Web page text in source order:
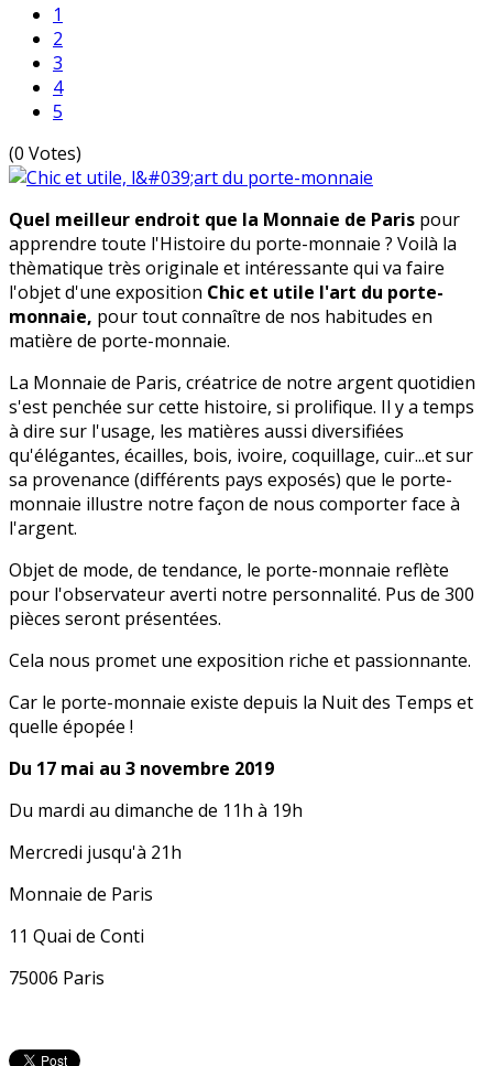
1
2
3
4
5
(0 Votes)
Quel meilleur endroit que la Monnaie de Paris pour
apprendre toute l'Histoire du porte-monnaie ? Voilà la
thèmatique très originale et intéressante qui va faire
l'objet d'une exposition Chic et utile l'art du porte-
monnaie, pour tout connaître de nos habitudes en
matière de porte-monnaie.
La Monnaie de Paris, créatrice de notre argent quotidien
s'est penchée sur cette histoire, si prolifique. Il y a temps
à dire sur l'usage, les matières aussi diversifiées
qu'élégantes, écailles, bois, ivoire, coquillage, cuir...et sur
sa provenance (différents pays exposés) que le porte-
monnaie illustre notre façon de nous comporter face à
l'argent.
Objet de mode, de tendance, le porte-monnaie reflète
pour l'observateur averti notre personnalité. Pus de 300
pièces seront présentées.
Cela nous promet une exposition riche et passionnante.
Car le porte-monnaie existe depuis la Nuit des Temps et
quelle épopée !
Du 17 mai au 3 novembre 2019
Du mardi au dimanche de 11h à 19h
Mercredi jusqu'à 21h
Monnaie de Paris
11 Quai de Conti
75006 Paris